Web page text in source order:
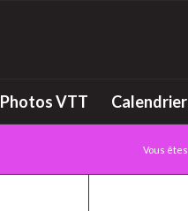
Photos VTT
Vous